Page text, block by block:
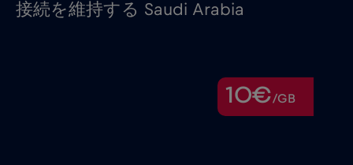
接続を維持する Saudi Arabia
10€/GB